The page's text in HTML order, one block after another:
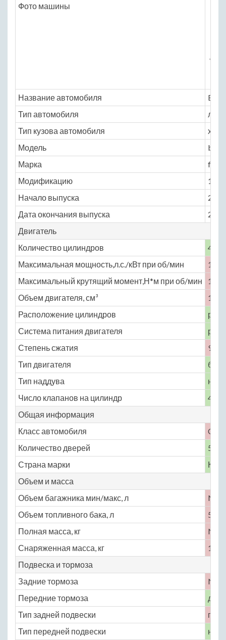
Фото машины
Название автомобиля
Тип автомобиля
Тип кузова автомобиля
Модель
Марка
Модификацию
1.6
Начало выпуска
2009
Дата окончания выпуска
2016
Двигатель
Количество цилиндров
4
Максимальная мощность,л.с./кВт при об/мин
107
Максимальный крутящий момент,Н*м при об/мин
140
Объем двигателя, см³
1584
Расположение цилиндров
Система питания двигателя
Степень сжатия
9.5
Тип двигателя
Тип наддува
нет
Число клапанов на цилиндр
4
Общая информация
Класс автомобиля
C
Количество дверей
5
Страна марки
Объем и масса
Объем багажника мин/макс, л
No
Объем топливного бака, л
55
Полная масса, кг
No
Снаряженная масса, кг
1225
Подвеска и тормоза
Задние тормоза
No
Передние тормоза
Тип задней подвески
Тип передней подвески